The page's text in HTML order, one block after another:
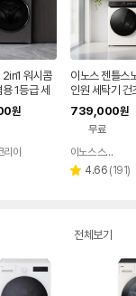
2in1 워시콤
1등급 세
KR (세탁 1
9kg)
원
리아
이노스 젠틀스
인원 세탁기 건
체형 세탁
7kg 방문설치
739,000원
무료
이노스 스토어
별 4.66 리
(191)
전체보기